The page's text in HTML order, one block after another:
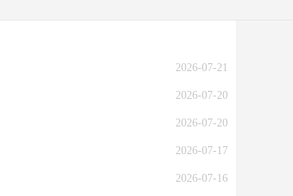
2026-07-21
2026-07-20
2026-07-20
2026-07-17
2026-07-16